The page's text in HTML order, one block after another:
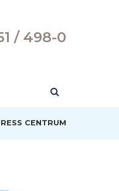
/ 498-0
CENTRUM